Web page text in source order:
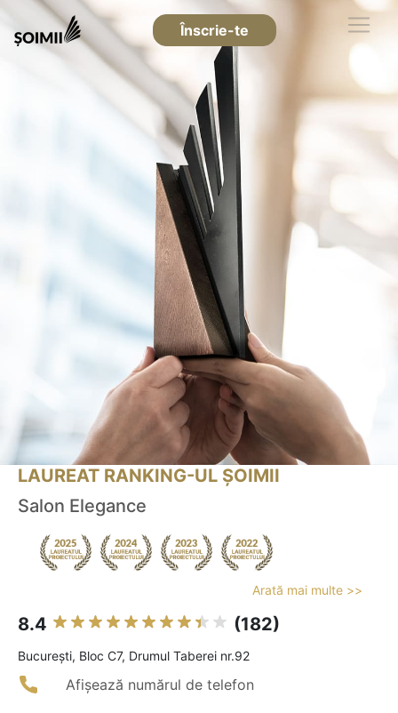
Înscrie-te
LAUREAT RANKING-UL ȘOIMII
Salon Elegance
Arată mai multe >>
8.4 (182)
Bucureşti, Bloc C7, Drumul Taberei nr.92
Afișează numărul de telefon